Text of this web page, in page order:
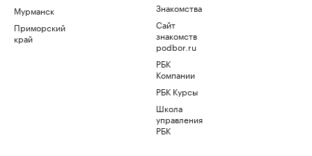
Мурманск
Приморский
край
Знакомства
Сайт
знакомств
podbor.ru
РБК
Компании
РБК Курсы
Школа
управления
РБК